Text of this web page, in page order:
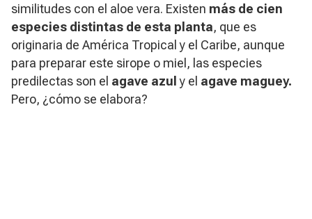
similitudes con el aloe vera. Existen más de cien
especies distintas de esta planta, que es
originaria de América Tropical y el Caribe, aunque
para preparar este sirope o miel, las especies
predilectas son el agave azuly el agave maguey.
Pero, ¿cómo se elabora?